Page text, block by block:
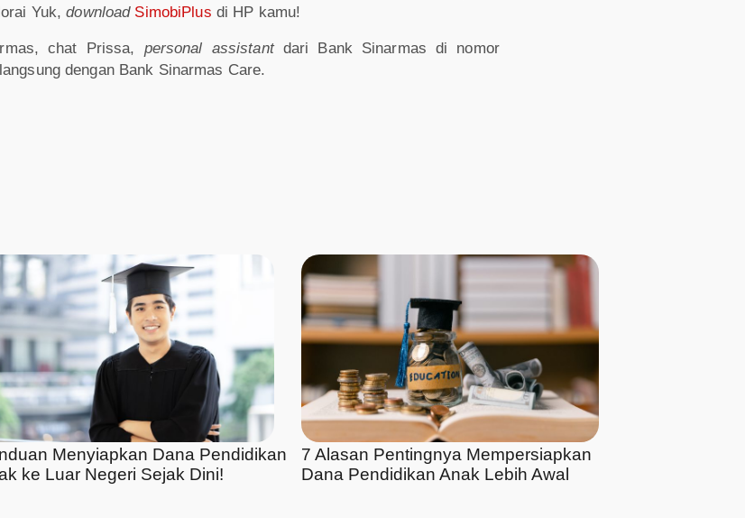
Yuk,download SimobiPlus di HP kamu!
chat Prissa, personal assistant dari Bank Sinarmas di nomor
dengan Bank Sinarmas Care.
Menyiapkan Dana Pendidikan
ke Luar Negeri Sejak Dini!
7 Alasan Pentingnya Mempersiapkan
Dana Pendidikan Anak Lebih Awal